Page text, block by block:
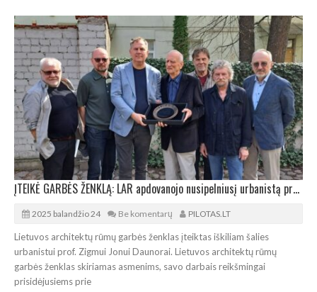
ĮTEIKĖ GARBĖS ŽENKLĄ: LAR apdovanojo nusipelniusį urbanistą prof. Zigmą Joną Daunorą
2025 balandžio 24 Be komentarų PILOTAS.LT
Lietuvos architektų rūmų garbės ženklas įteiktas iškiliam šalies
urbanistui prof. Zigmui Jonui Daunorai. Lietuvos architektų rūmų
garbės ženklas skiriamas asmenims, savo darbais reikšmingai
prisidėjusiems prie